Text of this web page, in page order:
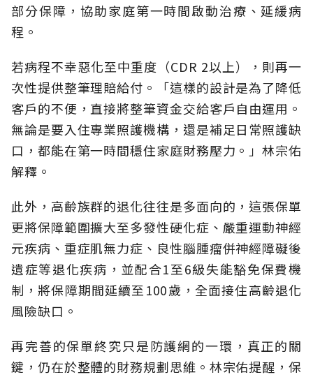
部分保障，協助家庭第一時間啟動治療、延緩病
程。
若病程不幸惡化至中重度（CDR 2以上），則再一
次性提供整筆理賠給付。「這樣的設計是為了降低
客戶的不便，直接將整筆資金交給客戶自由運用。
無論是要入住專業照護機構，還是補足日常照護缺
口，都能在第一時間穩住家庭財務壓力。」林宗佑
解釋。
此外，高齡族群的退化往往是多面向的，這張保單
更將保障範圍擴大至多發性硬化症、嚴重運動神經
元疾病、重症肌無力症、良性腦腫瘤併神經障礙後
遺症等退化疾病，並配合1至6級失能豁免保費機
制，將保障期間延續至100歲，全面接住高齡退化
風險缺口。
再完善的保單終究只是防護網的一環，真正的關
鍵，仍在於整體的財務規劃思維。 林宗佑提醒，保